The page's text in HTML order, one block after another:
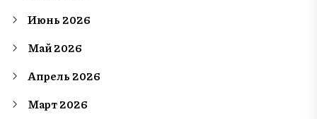
Июнь 2026
Май 2026
Апрель 2026
Март 2026